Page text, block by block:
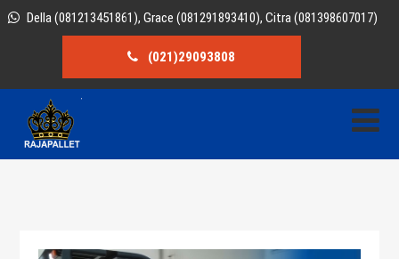
Della (081213451861), Grace (081291893410), Citra (081398607017)
(021)29093808